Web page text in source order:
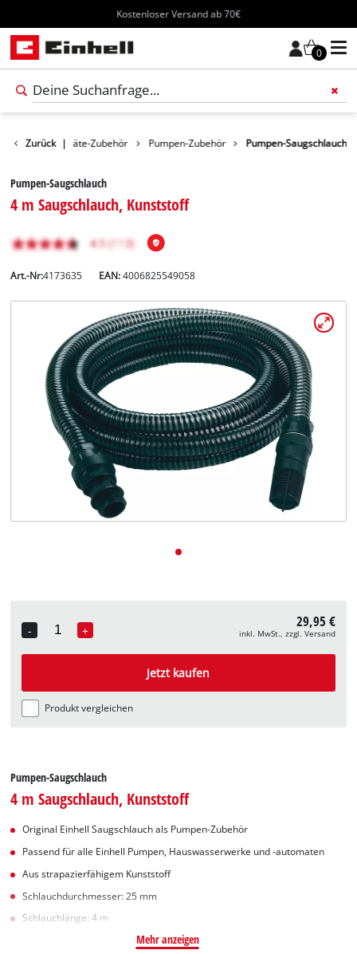
Kostenloser Versand ab 70€
0
Deutsch
DEDeutsch
English
Zurück |
Gartengeräte-Zubehör Pumpen-Zubehör Pumpen-Saugschlauch
Pumpen-Saugschlauch
4 m Saugschlauch, Kunststoff
Art.-Nr:4173635 EAN:4006825549058
-
Quantity
+ 29,95 €
inkl. MwSt., zzgl. Versand
Jetzt kaufen
Produkt vergleichen
Pumpen-Saugschlauch
4 m Saugschlauch, Kunststoff
Original Einhell Saugschlauch als Pumpen-Zubehör
Passend für alle Einhell Pumpen, Hauswasserwerke und -automaten
Aus strapazierfähigem Kunststoff
Schlauchdurchmesser: 25 mm
Schlauchlänge: 4 m
Mehr anzeigen